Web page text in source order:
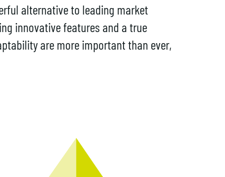
alternative to leading market
innovative features and a true
are more important than ever,